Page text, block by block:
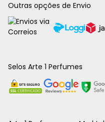
Outras opções de Envio
Selos Arte 1 Perfumes